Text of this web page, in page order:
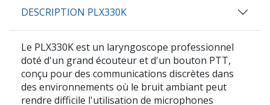
DESCRIPTION PLX330K
Le PLX330Kest un laryngoscope professionnel
doté d'un grand écouteur et d'un bouton PTT,
conçu pour des communications discrètes dans
des environnements où le bruit ambiant peut
rendre difficile l'utilisation de microphones